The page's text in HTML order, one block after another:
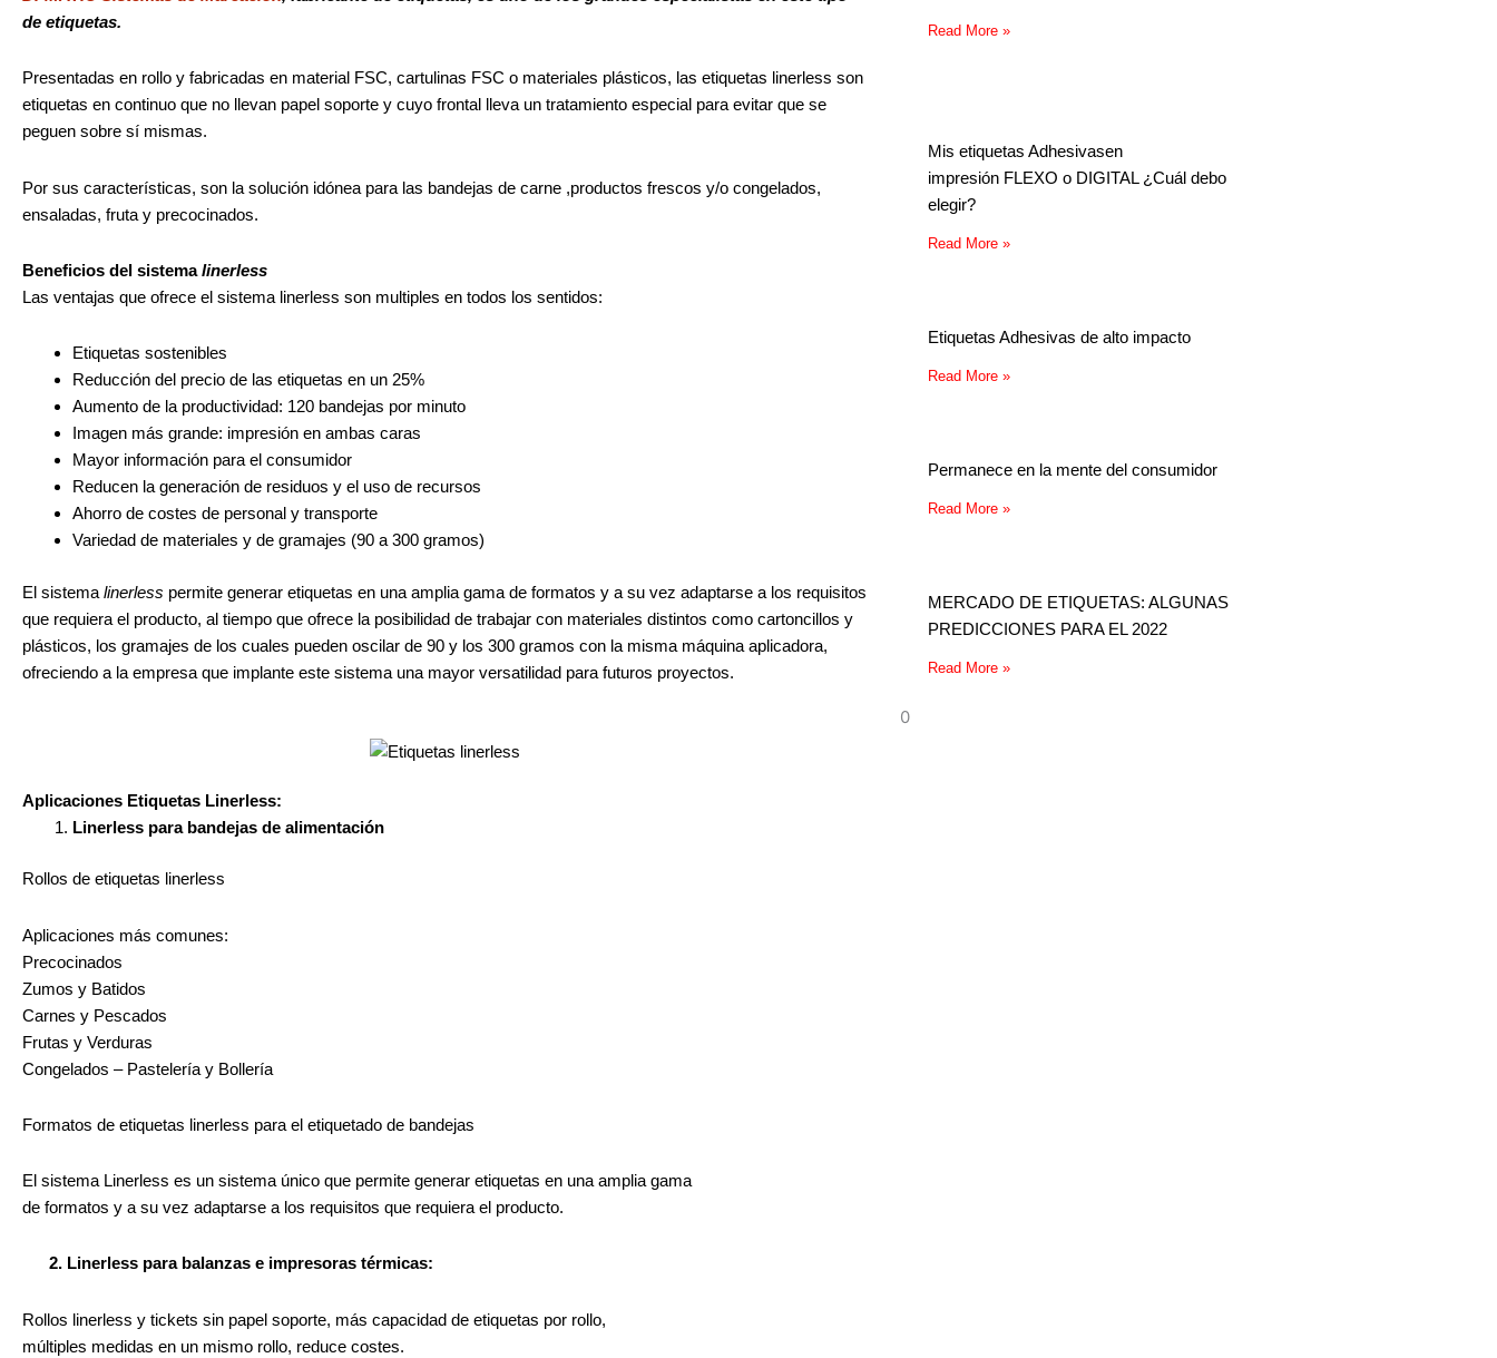
de etiquetas.
Presentadas en rollo y fabricadas en material FSC, cartulinas FSC o materiales plásticos, las etiquetas linerless son
etiquetas en continuo que no llevan papel soporte y cuyo frontal lleva un tratamiento especial para evitar que se
peguen sobre sí mismas.
Por sus características, son la solución idónea para las bandejas de carne ,productos frescos y/o congelados,
ensaladas, fruta y precocinados.
Beneficios del sistemalinerless
Las ventajas que ofrece el sistema linerless son multiples en todos los sentidos:
Etiquetas sostenibles
Reducción del precio de las etiquetas en un 25%
Aumento de la productividad: 120 bandejas por minuto
Imagen más grande: impresión en ambas caras
Mayor información para el consumidor
Reducen la generación de residuos y el uso de recursos
Ahorro de costes de personal y transporte
Variedad de materiales y de gramajes (90 a 300 gramos)
El sistema linerless permite generar etiquetas en una amplia gama de formatos y a su vez adaptarse a los requisitos
que requiera el producto, al tiempo que ofrece la posibilidad de trabajar con materiales distintos como cartoncillos y
plásticos, los gramajes de los cuales pueden oscilar de 90 y los 300 gramos con la misma máquina aplicadora,
ofreciendo a la empresa que implante este sistema una mayor versatilidad para futuros proyectos.
Aplicaciones Etiquetas Linerless:
Linerless para bandejas de alimentación
Rollos de etiquetas linerless
Aplicaciones más comunes:
Precocinados
Zumos y Batidos
Carnes y Pescados
Frutas y Verduras
Congelados – Pastelería y Bollería
Formatos de etiquetas linerless para el etiquetado de bandejas
El sistema Linerless es un sistema único que permite generar etiquetas en una amplia gama
de formatos y a su vez adaptarse a los requisitos que requiera el producto.
2. Linerless para balanzas e impresoras térmicas:
Rollos linerless y tickets sin papel soporte, más capacidad de etiquetas por rollo,
múltiples medidas en un mismo rollo, reduce costes.
Read More »
Mis etiquetas Adhesivasen
impresión FLEXO o DIGITAL ¿Cuál debo
elegir?
Read More »
Etiquetas Adhesivas de alto impacto
Read More »
Permanece en la mente del consumidor
Read More »
MERCADO DE ETIQUETAS: ALGUNAS
PREDICCIONES PARA EL 2022
Read More »